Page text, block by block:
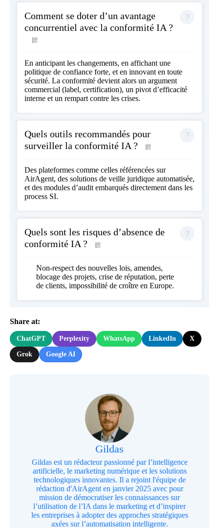
Comment se doter d’un avantage
concurrentiel avec la conformité IA ?
En anticipant les changements, en affichant une
politique de confiance forte, et en innovant en toute
sécurité. La conformité devient alors un argument
commercial (label, certification), un pivot d’efficacité
interne et un rempart contre les crises.
Quels outils recommandés pour
surveiller la conformité IA ?
Des plateformes comme celles référencées sur
AirAgent, des solutions de veille juridique automatisée,
et des modules d’audit embarqués directement dans les
process SI.
Quels sont les risques d’absence de
conformité IA ?
Non-respect des nouvelles lois, amendes,
blocage des projets, crise de réputation, perte
de clients, impossibilité de croître en Europe.
Share at:
ChatGPT Perplexity WhatsApp LinkedIn X
Grok Google AI
Gildas
Gildas est un rédacteur passionné par l’intelligence
artificielle, le marketing numérique et les solutions
technologiques innovantes. Il a rejoint l'équipe de
rédaction d'AirAgent en janvier 2025 avec pour
mission de démocratiser les connaissances sur
l’utilisation de l’IA dans le marketing et d’inspirer
les entreprises à adopter des approches stratégiques
axées sur l’automatisation intelligente.